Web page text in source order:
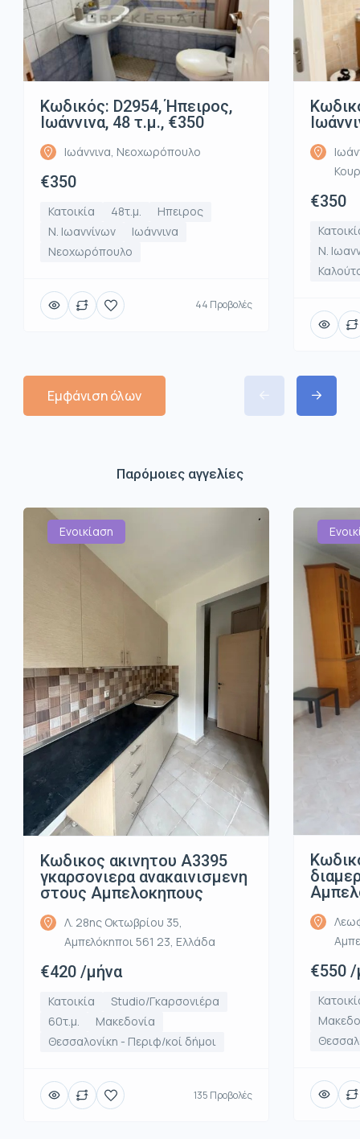
Κωδικός: D2954, Ήπειρος,
Ιωάννινα, 48 τ.μ., €350
Ιωάννινα, Νεοχωρόπουλο
€350
Κατοικία 48τ.μ.
Ηπειρος
Ν. Ιωαννίνων
Ιωάννινα
Νεοχωρόπουλο
44 Προβολές
€350
Ν.
Εμφάνιση όλων
Παρόμοιες αγγελίες
Ενοικίαση
Κωδικος ακινητου Α3395
γκαρσονιερα ανακαινισμενη
στους Αμπελοκηπους
Λ. 28ης Οκτωβρίου 35,
Αμπελόκηποι 561 23, Ελλάδα
€420 /μήνα
Κατοικία
Studio/Γκαρσονιέρα
60τ.μ.
Μακεδονία
Θεσσαλονίκη - Περιφ/κοί δήμοι
135 Προβολές
€550